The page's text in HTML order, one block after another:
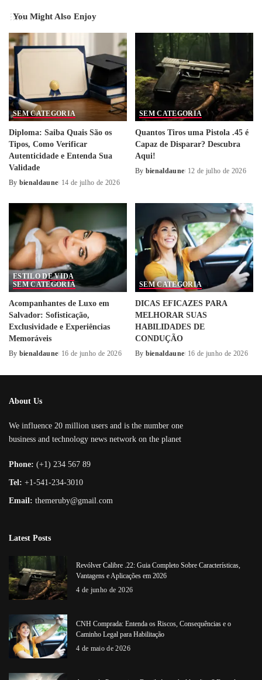
You Might Also Enjoy
SEM CATEGORIA
Diploma: Saiba Quais São os
Tipos, Como Verificar
Autenticidade e Entenda Sua
Validade
Posted
By bienaldaune 14 de julho de 2026
SEM CATEGORIA
Quantos Tiros uma Pistola .45 é
Capaz de Disparar? Descubra
Aqui!
Posted
By bienaldaune 12 de julho de 2026
ESTILO DE VIDA
SEM CATEGORIA
Acompanhantes de Luxo em
Salvador: Sofisticação,
Exclusividade e Experiências
Memoráveis
Posted
By bienaldaune 16 de junho de 2026
SEM CATEGORIA
DICAS EFICAZES PARA
MELHORAR SUAS
HABILIDADES DE
CONDUÇÃO
Posted
By bienaldaune 16 de junho de 2026
About Us
We influence 20 million users and is the number one
business and technology news network on the planet
Phone: (+1) 234 567 89
Tel: +1-541-234-3010
Email: themeruby@gmail.com
Latest Posts
Revólver Calibre .22: Guia Completo Sobre Características,
Vantagens e Aplicações em 2026
4 de junho de 2026
CNH Comprada: Entenda os Riscos, Consequências e o
Caminho Legal para Habilitação
4 de maio de 2026